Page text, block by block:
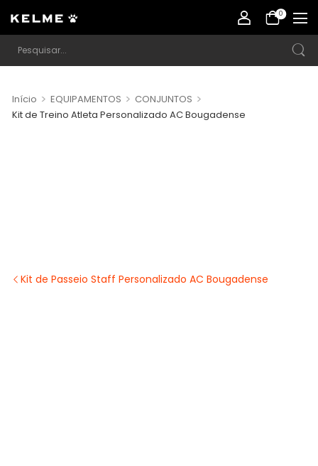
0
Início > EQUIPAMENTOS > CONJUNTOS >
Kit de Treino Atleta Personalizado AC Bougadense
Kit de Passeio Staff Personalizado AC Bougadense